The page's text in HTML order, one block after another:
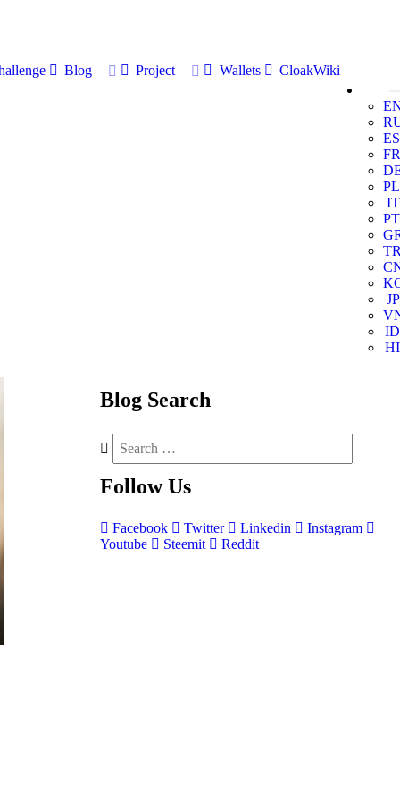
Blog Project Wallets
CloakWiki
ES
FR
PL
IT
PT
JP
ID
HI
Blog Search
Follow Us
Facebook Twitter Linkedin
Instagram
Youtube
Steemit Reddit